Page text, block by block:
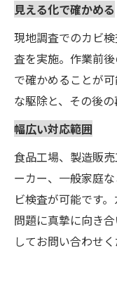
見える化で確かめる
現地調査でのカビ
査を実施。作業前
で確かめることが
な駆除と、その後の
幅広い対応範囲
食品工場、製造販
ーカー、一般家庭
ビ検査が可能です
問題に真摯に向き
してお問い合わせく